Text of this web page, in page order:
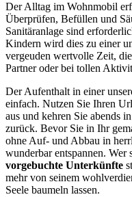
Der Alltag im Wohnmobil
Überprüfen, Befüllen und
Sanitäranlage sind
Kindern wird dies zu einer
vergeuden wertvolle Zeit,
Partner oder bei tollen
Der Aufenthalt in einer
einfach. Nutzen Sie Ihren
aus und kehren Sie abends
zurück. Bevor Sie in Ihr
ohne Auf- und Abbau in
wunderbar entspannen. Wer
vorgebuchte Unterkünfte
mehr von seinem
Seele baumeln lassen.